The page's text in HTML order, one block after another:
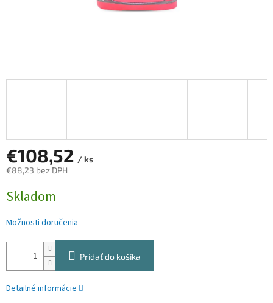
€108,52 / ks
€88,23 bez DPH
cena:
Skladom
Možnosti doručenia
Pridať do košíka
Detailné informácie